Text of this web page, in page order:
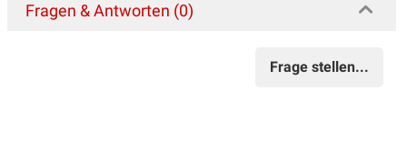
Fragen & Antworten (0)
Frage stellen...